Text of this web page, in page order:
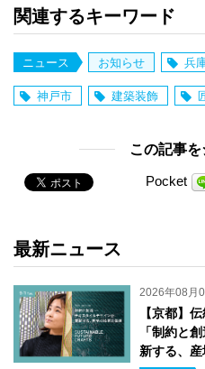
関連するキーワード
ニュース お知らせ 兵
神戸市 建築装飾
この記事
Pocket
最新ニュース
2026年08月
【京都】
「制約と
新する、